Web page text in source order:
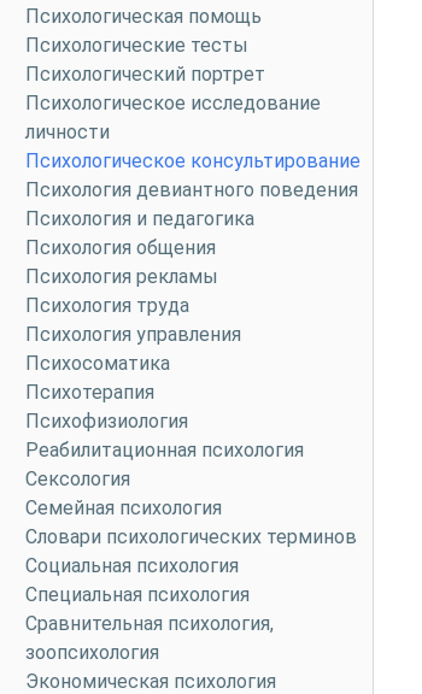
Психологическая помощь
Психологические тесты
Психологический портрет
Психологическое исследование
личности
Психологическое консультирование
Психология девиантного поведения
Психология и педагогика
Психология общения
Психология рекламы
Психология труда
Психология управления
Психосоматика
Психотерапия
Психофизиология
Реабилитационная психология
Сексология
Семейная психология
Словари психологических терминов
Социальная психология
Специальная психология
Сравнительная психология,
зоопсихология
Экономическая психология